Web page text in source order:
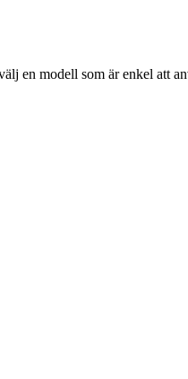
en modell som är enkel att